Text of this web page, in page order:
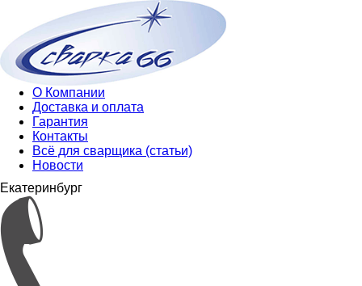
О Компании
Доставка и оплата
Гарантия
Контакты
Всё для сварщика (статьи)
Новости
Екатеринбург